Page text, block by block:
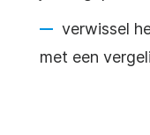
verwissel
met een